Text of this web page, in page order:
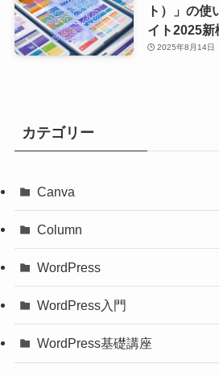
ト）」の
イト2025新
2025年8月14日
カテゴリー
Canva
Column
WordPress
WordPress入門
WordPress基礎講座